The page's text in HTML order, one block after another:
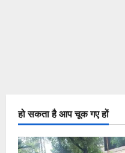
हो सकता है आप चूक गए हों